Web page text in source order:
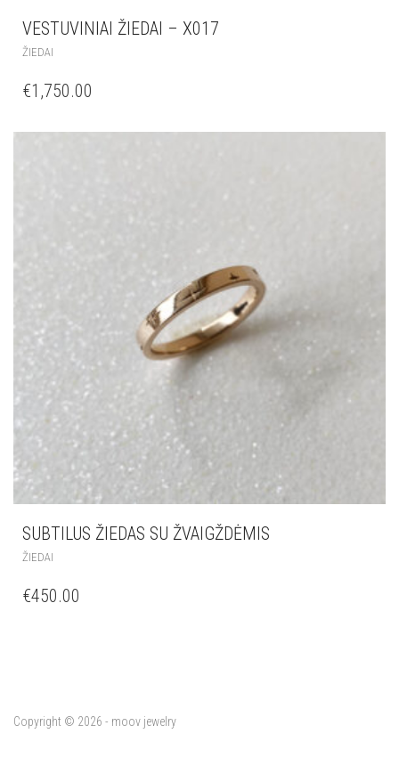
VESTUVINIAI ŽIEDAI – X017
ŽIEDAI
€1,750.00
SUBTILUS ŽIEDAS SU ŽVAIGŽDĖMIS
ŽIEDAI
€450.00
Copyright © 2026 - moov jewelry